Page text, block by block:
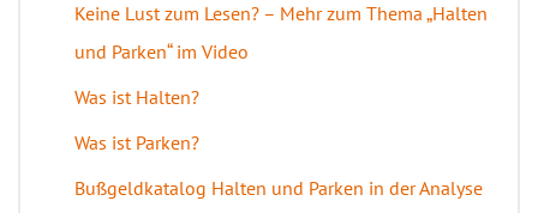
Keine Lust zum Lesen? – Mehr zum Thema „Halten
und Parken“ im Video
Was ist Halten?
Was ist Parken?
Bußgeldkatalog Halten und Parken in der Analyse